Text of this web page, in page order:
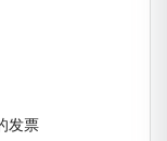
发票